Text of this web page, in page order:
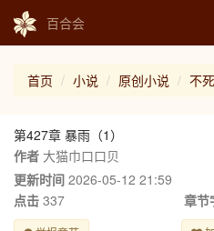
百合会
首页 小说 原创小说 不
第427章 暴雨（1）
作者 大猫巾口口贝
更新时间 2026-05-12 21:59
点击 337 章节